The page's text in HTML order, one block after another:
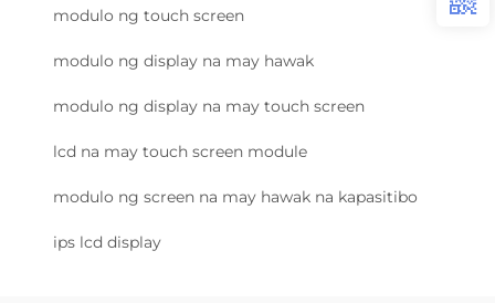
modulo ng touch screen
modulo ng display na may hawak
modulo ng display na may touch screen
lcd na may touch screen module
modulo ng screen na may hawak na kapasitibo
ips lcd display